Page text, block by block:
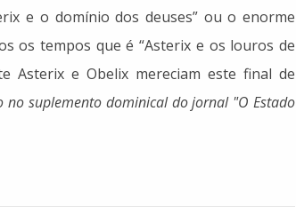
e o domínio dos deuses” ou o enorme
os tempos que é “Asterix e os louros de
Asterix e Obelix mereciam este final de
no suplemento dominical do jornal "O Estado